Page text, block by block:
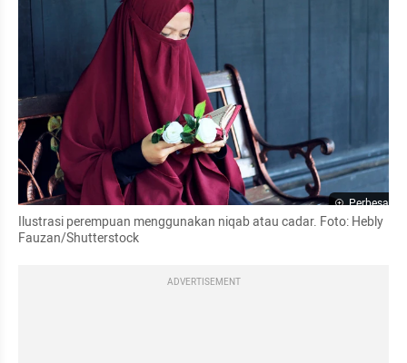
Perbesar
Ilustrasi perempuan menggunakan niqab atau cadar. Foto: Hebly
Fauzan/Shutterstock
ADVERTISEMENT